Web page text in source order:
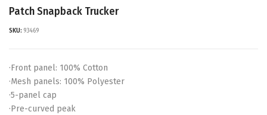
Patch Snapback Trucker
SKU: 93469
·Front panel: 100% Cotton
·Mesh panels: 100% Polyester
·5-panel cap
·Pre-curved peak